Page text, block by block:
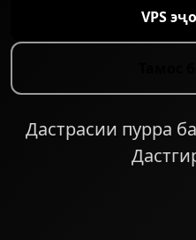
VPS
Дастрасии пурра